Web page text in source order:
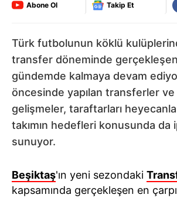
Abone Ol Takip Et
Türk futbolunun köklü
transfer döneminde
gündemde kalmaya devam
öncesinde yapılan transferler
gelişmeler, taraftarları
takımın hedefleri konusunda da
sunuyor.
Beşiktaş'ın yeni sezondaki
kapsamında gerçekleşen en